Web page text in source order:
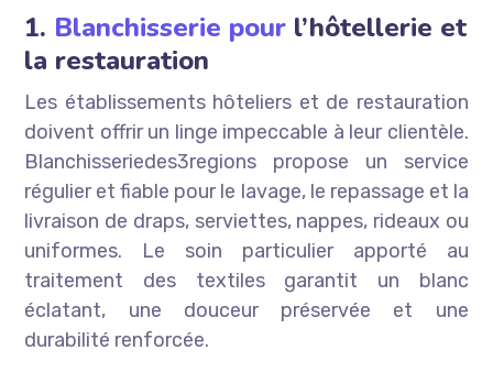
1. Blanchisserie pour l’hôtellerie et
la restauration
Les établissements hôteliers et de restauration
doivent offrir un linge impeccable à leur clientèle.
Blanchisseriedes3regions propose un service
régulier et fiable pour le lavage, le repassage et la
livraison de draps, serviettes, nappes, rideaux ou
uniformes. Le soin particulier apporté au
traitement des textiles garantit un blanc
éclatant, une douceur préservée et une
durabilité renforcée.